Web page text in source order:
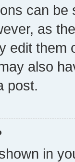
can
as
edit them
also
post.
in